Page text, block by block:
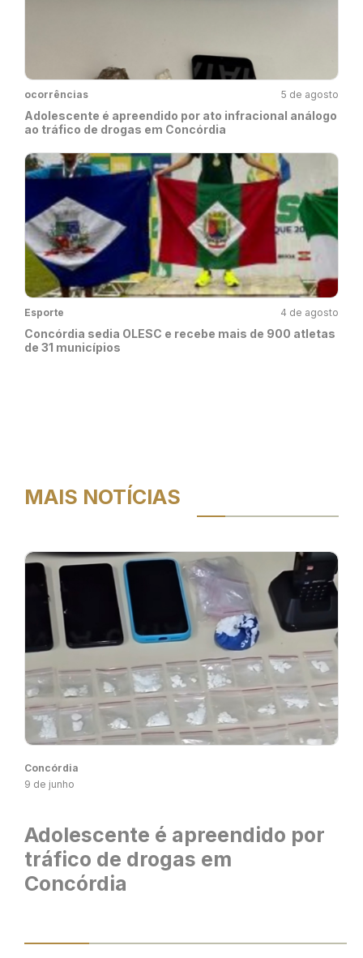
ocorrências 5 de agosto
Adolescente é apreendido por ato infracional análogo
ao tráfico de drogas em Concórdia
Esporte 4 de agosto
Concórdia sedia OLESC e recebe mais de 900 atletas
de 31 municípios
MAIS NOTÍCIAS
Concórdia
9 de junho
Adolescente é apreendido por
tráfico de drogas em
Concórdia